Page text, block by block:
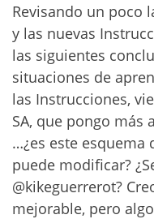
Revisando un poco
y las nuevas
las siguientes
situaciones de
las Instrucciones,
SA, que pongo más
…¿es este esquema
puede modificar?
@kikeguerrerot?
mejorable, pero